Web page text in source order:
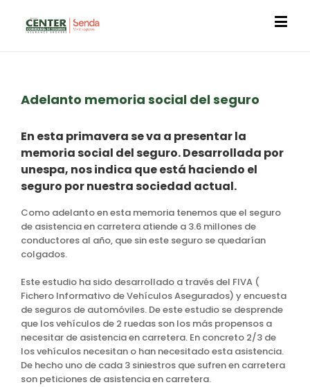
Adelanto memoria social del seguro
En esta primavera se va a presentar la
memoria social del seguro. Desarrollada por
unespa, nos indica que está haciendo el
seguro por nuestra sociedad actual.
Como adelanto en esta memoria tenemos que el seguro
de asistencia en carretera atiende a 3.6 millones de
conductores al año, que sin este seguro se quedarían
colgados.
Este estudio ha sido desarrollado a través del FIVA (
Fichero Informativo de Vehículos Asegurados) y encuesta
de seguros de automóviles. De este estudio se desprende
que los vehículos de 2 ruedas son los más propensos a
necesitar de asistencia en carretera. En concreto 2/3 de
los vehículos necesitan o han necesitado esta asistencia.
De hecho uno de cada 3 siniestros que sufren en carretera
son peticiones de asistencia en carretera.